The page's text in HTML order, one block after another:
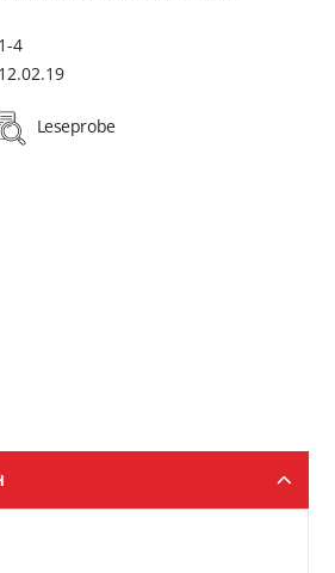
4
Leseprobe